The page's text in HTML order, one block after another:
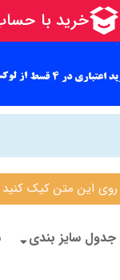
کیک کنید (ساعت
جدول سایز بندی